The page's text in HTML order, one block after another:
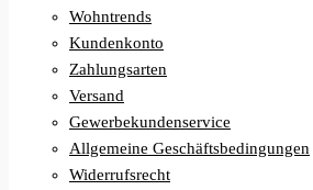
Wohntrends
Kundenkonto
Zahlungsarten
Versand
Gewerbekundenservice
Allgemeine Geschäftsbedingungen
Widerrufsrecht